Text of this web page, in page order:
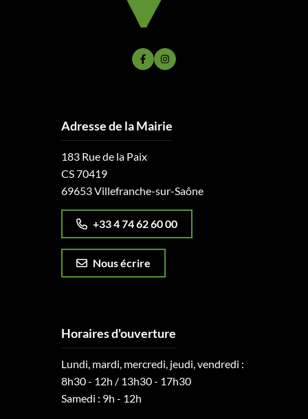
Lien vers le compte Facebook
Lien vers le compte Instagram
Adresse de la Mairie
183 Rue de la Paix
CS 70419
69653 Villefranche-sur-Saône
+33 4 74 62 60 00
Nous écrire
Horaires d'ouverture
Lundi, mardi, mercredi, jeudi, vendredi :
8h30 - 12h / 13h30 - 17h30
Samedi : 9h - 12h